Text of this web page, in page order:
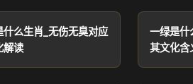
什么生肖_无伤无臭对应
解读
一绿是什
其文化含